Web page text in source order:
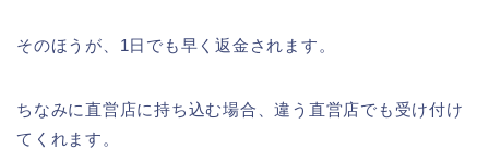
そのほうが、1日でも早く返金されます。
ちなみに直営店に持ち込む場合、違う直営店でも受け付け
てくれます。